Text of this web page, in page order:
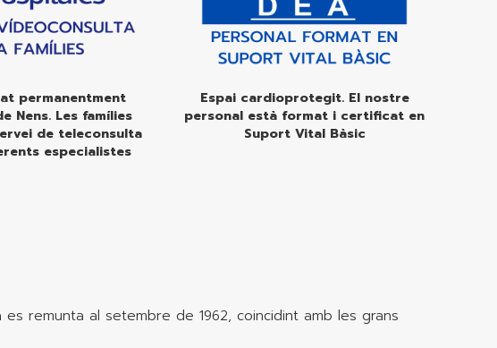
permanentment
Nens. Les famílies
de teleconsulta
especialistes
Espai cardioprotegit. El nostre
personal està format i certificat en
Suport Vital Bàsic
es remunta al setembre de 1962, coincidint amb les grans